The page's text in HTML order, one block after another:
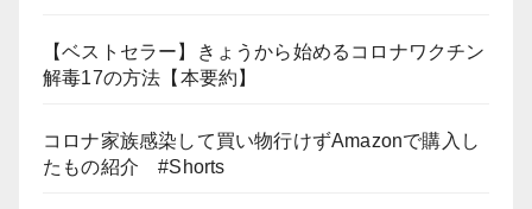
【ベストセラー】きょうから始めるコロナワクチン
解毒17の方法【本要約】
コロナ家族感染して買い物行けずAmazonで購入し
たもの紹介 #Shorts